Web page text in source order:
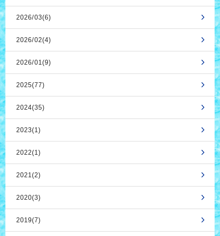
2026/03(6)
2026/02(4)
2026/01(9)
2025(77)
2024(35)
2023(1)
2022(1)
2021(2)
2020(3)
2019(7)